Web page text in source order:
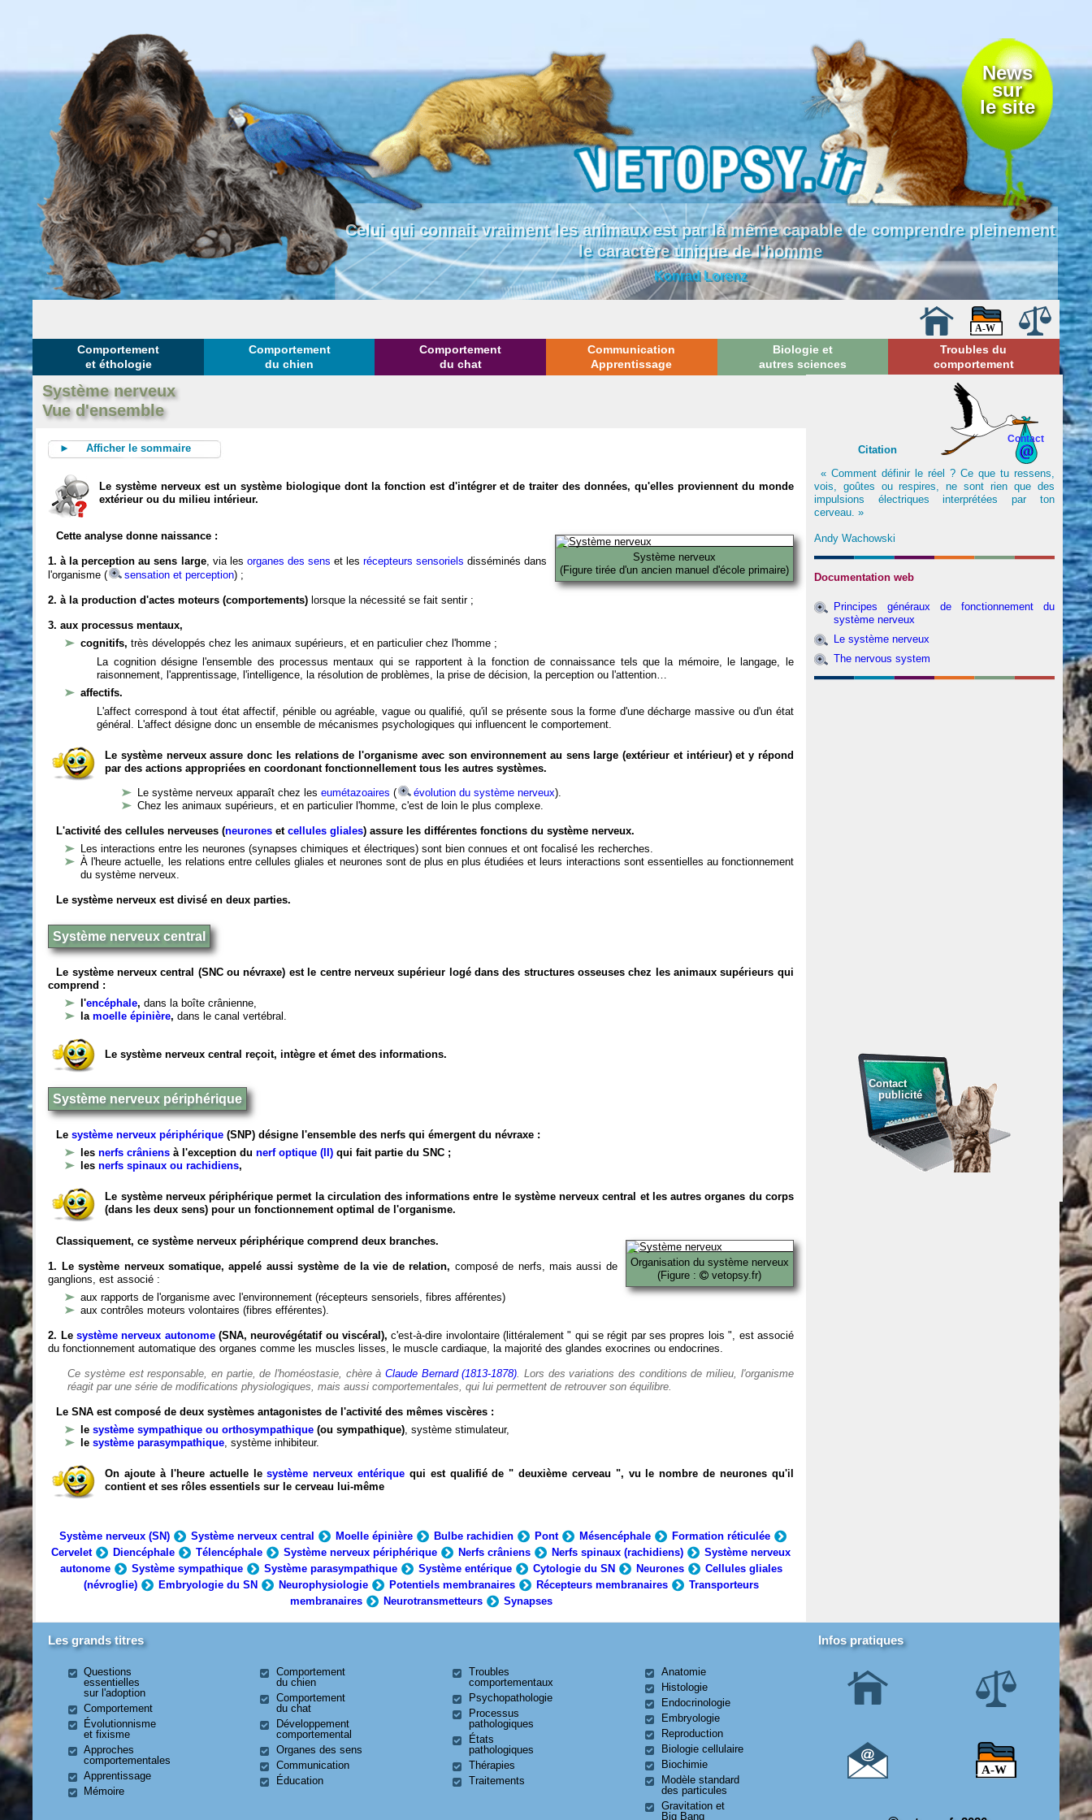
News
sur
le site
Celui qui connait vraiment les animaux est par là même capable de comprendre pleinement
le caractère unique de l'homme
Konrad Lorenz
Comportement
et éthologie
Comportement
du chien
Comportement
du chat
Communication
Apprentissage
Biologie et
autres sciences
Troubles du
comportement
Système nerveux
Vue d'ensemble
► Afficher le sommaire
Le système nerveux est un système biologique dont la fonction est d'intégrer et de traiter des données, qu'elles proviennent du monde
extérieur ou du milieu intérieur.
Système nerveux
(Figure tirée d'un ancien manuel d'école primaire)
Cette analyse donne naissance :
1. à la perception au sens large, via les organes des sens et les récepteurs sensoriels disséminés dans
l'organisme (
sensation et perception) ;
2. à la production d'actes moteurs (comportements) lorsque la nécessité se fait sentir ;
3. aux processus mentaux,
cognitifs,très développés chez les animaux supérieurs, et en particulier chez l'homme ;
La cognition désigne l'ensemble des processus mentaux qui se rapportent à la fonction de connaissance tels que la mémoire, le langage, le
raisonnement, l'apprentissage, l'intelligence, la résolution de problèmes, la prise de décision, la perception ou l'attention…
affectifs.
L'affect correspond à tout état affectif, pénible ou agréable, vague ou qualifié, qu'il se présente sous la forme d'une décharge massive ou d'un état
général. L'affect désigne donc un ensemble de mécanismes psychologiques qui influencent le comportement.
Le système nerveux assure donc les relations de l'organisme avec son environnement au sens large (extérieur et intérieur) et y répond
par des actions appropriées en coordonant fonctionnellement tous les autres systèmes.
Le système nerveux apparaît chez leseumétazoaires ( évolution du système nerveux).
Chez les animaux supérieurs, et en particulier l'homme, c'est de loin le plus complexe.
L'activité des cellules nerveuses (neurones etcellules gliales) assure les différentes fonctions du système nerveux.
Les interactions entre les neurones (synapses chimiques et électriques) sont bien connues et ont focalisé les recherches.
À l'heure actuelle, les relations entre cellules gliales et neurones sont de plus en plus étudiées et leurs interactions sont essentielles au fonctionnement
du système nerveux.
Le système nerveux est divisé en deux parties.
Système nerveux central
Le système nerveux central (SNC ou névraxe) est le centre nerveux supérieur logé dans des structures osseuses chez les animaux supérieurs qui
comprend :
l'encéphale,dans la boîte crânienne,
lamoelle épinière,dans le canal vertébral.
Le système nerveux central reçoit, intègre et émet des informations.
Système nerveux périphérique
Lesystème nerveux périphérique (SNP) désigne l'ensemble des nerfs qui émergent du névraxe :
lesnerfs crâniens à l'exception du nerf optique (II) qui fait partie du SNC ;
lesnerfs spinaux ou rachidiens,
Le système nerveux périphérique permet la circulation des informations entre le système nerveux central et les autres organes du corps
(dans les deux sens) pour un fonctionnement optimal de l'organisme.
Organisation du système nerveux
(Figure :
vetopsy.fr)
Classiquement, ce système nerveux périphérique comprend deux branches.
1. Le système nerveux somatique, appelé aussi système de la vie de relation, composé de nerfs, mais aussi de
ganglions, est associé :
aux rapports de l'organisme avec l'environnement (récepteurs sensoriels, fibres afférentes)
aux contrôles moteurs volontaires (fibres efférentes).
2. Le système nerveux autonome(SNA, neurovégétatif ou viscéral), c'est-à-dire involontaire (littéralement " qui se régit par ses propres lois ", est associé
du fonctionnement automatique des organes comme les muscles lisses, le muscle cardiaque, la majorité des glandes exocrines ou endocrines.
Ce système est responsable, en partie, de l'homéostasie, chère àClaude Bernard (1813-1878). Lors des variations des conditions de milieu, l'organisme
réagit par une série de modifications physiologiques, mais aussi comportementales, qui lui permettent de retrouver son équilibre.
Le SNA est composé de deux systèmes antagonistes de l'activité des mêmes viscères :
lesystème sympathique ou orthosympathique (ou sympathique), système stimulateur,
lesystème parasympathique, système inhibiteur.
On ajoute à l'heure actuelle lesystème nerveux entérique qui est qualifié de " deuxième cerveau ", vu le nombre de neurones qu'il
contient et ses rôles essentiels sur le cerveau lui-même
Système nerveux (SN) Système nerveux central Moelle épinière Bulbe rachidien Pont Mésencéphale
Formation réticulée
Cervelet
Diencéphale Télencéphale Système nerveux périphérique Nerfs crâniens Nerfs spinaux (rachidiens)
Système nerveux
autonome
Système sympathique Système parasympathique Système entérique Cytologie du SN Neurones
Cellules gliales
(névroglie)
Embryologie du SN Neurophysiologie Potentiels membranaires Récepteurs membranaires
Transporteurs
membranaires
Neurotransmetteurs Synapses
Contact
Citation
« Comment définir le réel ? Ce que tu ressens,
vois, goûtes ou respires, ne sont rien que des
impulsions électriques interprétées par ton
cerveau. »
Andy Wachowski
Documentation web
Principes généraux de fonctionnement du
système nerveux
Le système nerveux
The nervous system
Contact
publicité
Les grands titres
Questions
essentielles
sur l'adoption
Comportement
Évolutionnisme
et fixisme
Approches
comportementales
Apprentissage
Mémoire
Comportement
du chien
Comportement
du chat
Développement
comportemental
Organes des sens
Communication
Éducation
Troubles
comportementaux
Psychopathologie
Processus
pathologiques
États
pathologiques
Thérapies
Traitements
Anatomie
Histologie
Endocrinologie
Embryologie
Reproduction
Biologie cellulaire
Biochimie
Modèle standard
des particules
Gravitation et
Big Bang
Infos pratiques